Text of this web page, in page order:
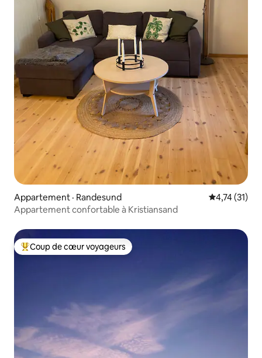
Appartement · Randesund Note
4,74 (31)
Appartement confortable à Kristiansand
Coup de cœur voyageurs parmi les plus aimés
Coup de cœur voyageurs